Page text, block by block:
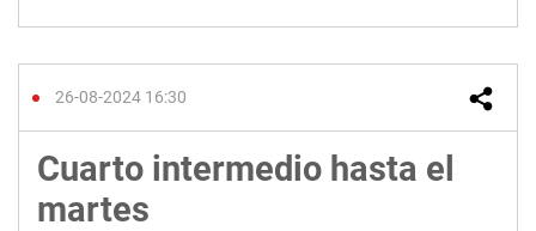
26-08-2024 16:30
Cuarto intermedio hasta el
martes